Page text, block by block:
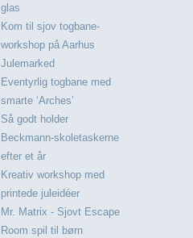
glas
Kom til sjov togbane-
workshop på Aarhus
Julemarked
Eventyrlig togbane med
smarte ‘Arches’
Så godt holder
Beckmann-skoletaskerne
efter et år
Kreativ workshop med
printede juleidéer
Mr. Matrix - Sjovt Escape
Room spil til børn